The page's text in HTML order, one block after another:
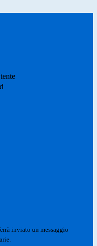
inviato un messaggio